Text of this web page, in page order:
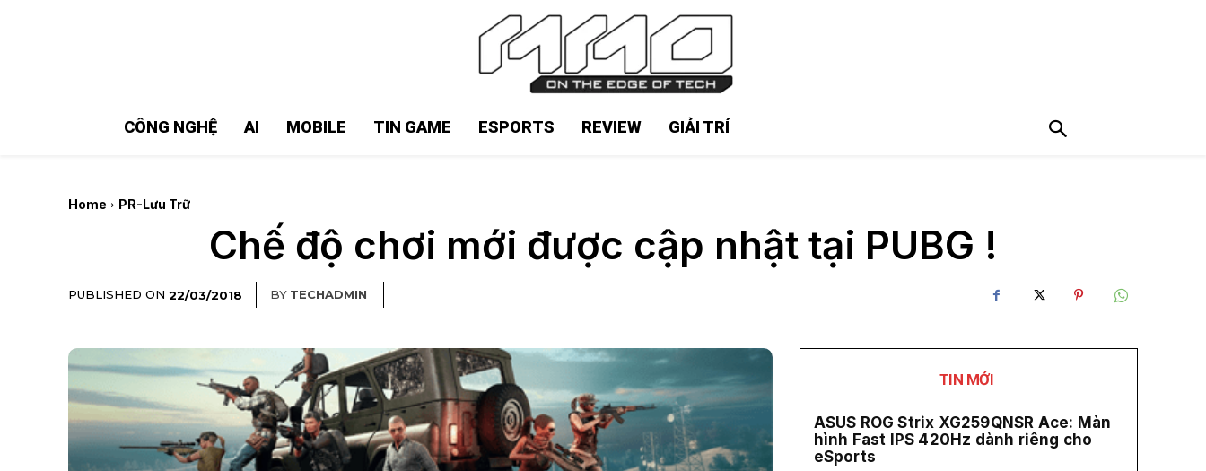
CÔNG NGHỆ AI MOBILE TIN GAME ESPORTS REVIEW GIẢI TRÍ
Home PR-Lưu Trữ
Chế độ chơi mới được cập nhật tại PUBG !
PUBLISHED ON 22/03/2018 BY TECHADMIN
TIN MỚI
ASUS ROG Strix XG259QNSR Ace: Màn
hình Fast IPS 420Hz dành riêng cho
eSports